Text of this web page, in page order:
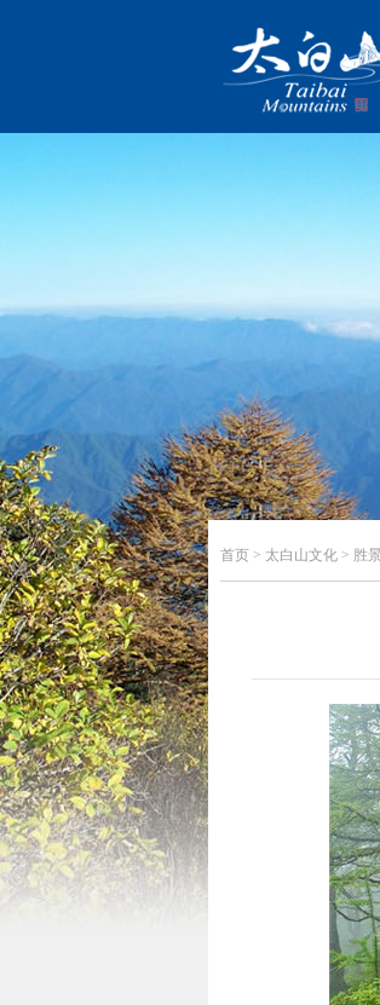
首页 > 太白山文化 > 胜